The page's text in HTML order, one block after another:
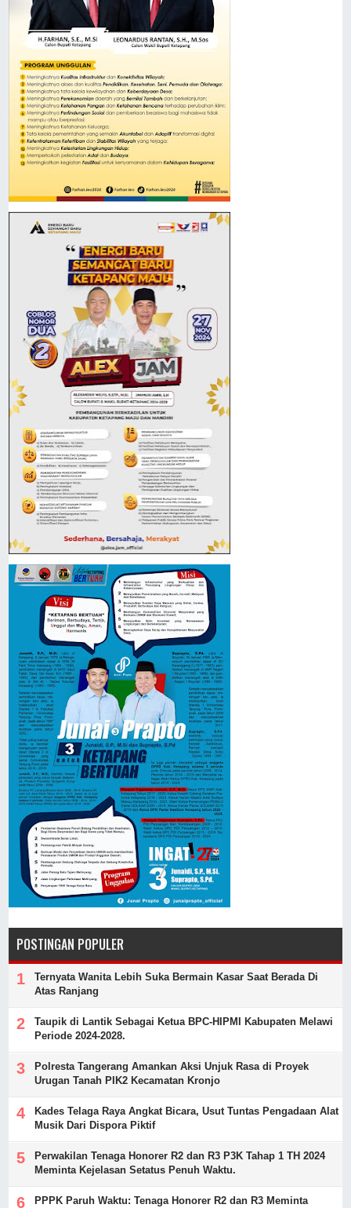
POSTINGAN POPULER
Ternyata Wanita Lebih Suka Bermain Kasar Saat Berada Di
Atas Ranjang
Taupik di Lantik Sebagai Ketua BPC-HIPMI Kabupaten Melawi
Periode 2024-2028.
Polresta Tangerang Amankan Aksi Unjuk Rasa di Proyek
Urugan Tanah PIK2 Kecamatan Kronjo
Kades Telaga Raya Angkat Bicara, Usut Tuntas Pengadaan Alat
Musik Dari Dispora Piktif
Perwakilan Tenaga Honorer R2 dan R3 P3K Tahap 1 TH 2024
Meminta Kejelasan Setatus Penuh Waktu.
PPPK Paruh Waktu: Tenaga Honorer R2 dan R3 Meminta